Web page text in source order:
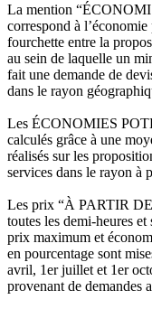
La mention
correspond à
fourchette entre la
au sein de laquelle un
fait une demande de
dans le rayon
Les ÉCONOMIES
calculés grâce à une
réalisés sur les
services dans le rayon à
Les prix “À PARTIR
toutes les demi-heures
prix maximum et
en pourcentage sont
avril, 1er juillet et 1er
provenant de demandes